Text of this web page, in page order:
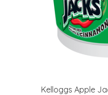
Kelloggs Apple